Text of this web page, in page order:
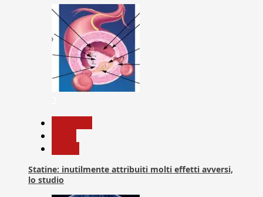
Statine: inutilmente attribuiti molti effetti avversi,
lo studio